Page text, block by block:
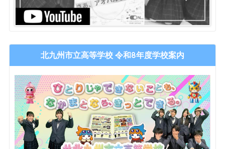
北九州市立高等学校 令和8年度学校案内